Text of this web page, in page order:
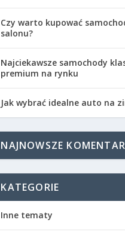
Czy warto kupować
salonu?
Najciekawsze samochody
premium na rynku
Jak wybrać idealne auto na
NAJNOWSZE
KATEGORIE
Inne tematy